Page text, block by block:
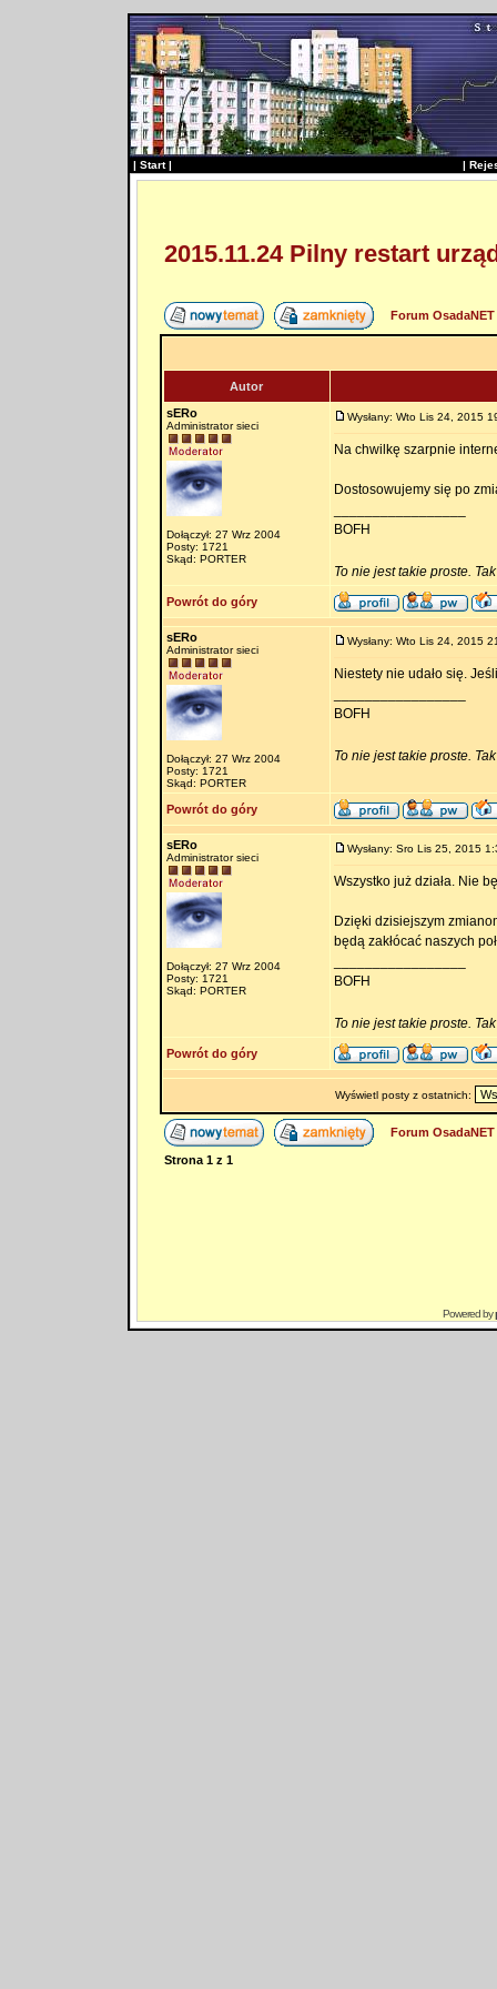
| Start| |
2015.11.24 Pilny restart
Forum
Autor
sERo
Administrator sieci
Dołączył: 27 Wrz 2004
Posty: 1721
Skąd: PORTER
Wysłany: Wto Lis 24, 2015
Na chwilkę szarpnie
Dostosowujemy się po
BOFH
To nie jest takie proste.
Powrót do góry
sERo
Administrator sieci
Dołączył: 27 Wrz 2004
Posty: 1721
Skąd: PORTER
Wysłany: Wto Lis 24, 2015
Niestety nie udało się.
BOFH
To nie jest takie proste.
Powrót do góry
sERo
Administrator sieci
Dołączył: 27 Wrz 2004
Posty: 1721
Skąd: PORTER
Wysłany: Sro Lis 25, 2015
Wszystko już działa. Nie
Dzięki dzisiejszym
będą zakłócać naszych
BOFH
To nie jest takie proste.
Powrót do góry
Wyświetl posty z ostatnich:
Forum
Strona 1z 1
Powered by